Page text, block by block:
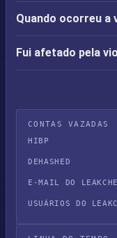
Quando ocorreu a
Fui afetado pela
CONTAS VAZADAS
HIBP
DEHASHED
E-MAIL DO
USUÁRIOS DO